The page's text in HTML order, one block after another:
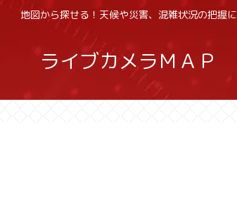
地図から探せる！天候や災害、混雑状況の把握に
ライブカメラＭＡＰ